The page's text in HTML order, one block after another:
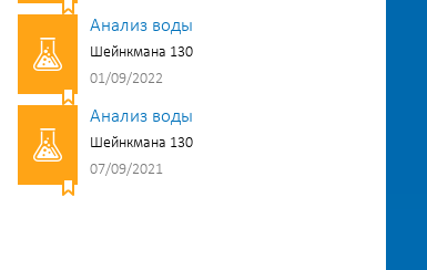
Анализ воды
Шейнкмана 130
01/09/2022
Анализ воды
Шейнкмана 130
07/09/2021